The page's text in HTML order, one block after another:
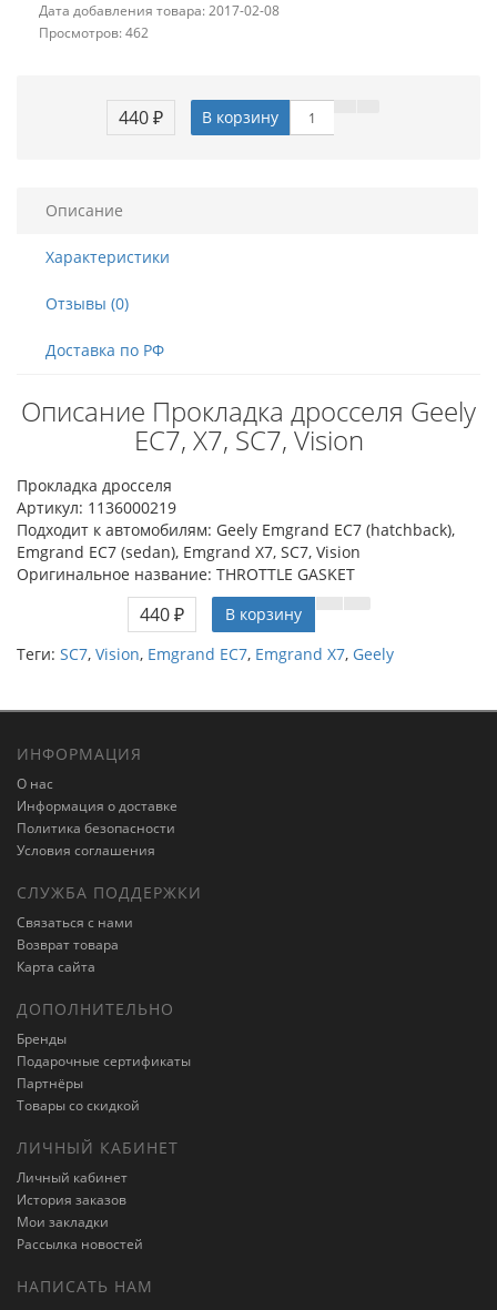
Дата добавления товара: 2017-02-08
Просмотров: 462
440 ₽ В корзину
Описание
Характеристики
Отзывы (0)
Доставка по РФ
Описание Прокладка дросселя Geely
EC7, X7, SC7, Vision
Прокладка дросселя
Артикул: 1136000219
Подходит к автомобилям: Geely Emgrand EC7 (hatchback),
Emgrand EC7 (sedan), Emgrand X7, SC7, Vision
Оригинальное название: THROTTLE GASKET
440 ₽
В корзину
Теги: SC7, Vision, Emgrand EC7, Emgrand X7, Geely
ИНФОРМАЦИЯ
О нас
Информация о доставке
Политика безопасности
Условия соглашения
СЛУЖБА ПОДДЕРЖКИ
Связаться с нами
Возврат товара
Карта сайта
ДОПОЛНИТЕЛЬНО
Бренды
Подарочные сертификаты
Партнёры
Товары со скидкой
ЛИЧНЫЙ КАБИНЕТ
Личный кабинет
История заказов
Мои закладки
Рассылка новостей
НАПИСАТЬ НАМ